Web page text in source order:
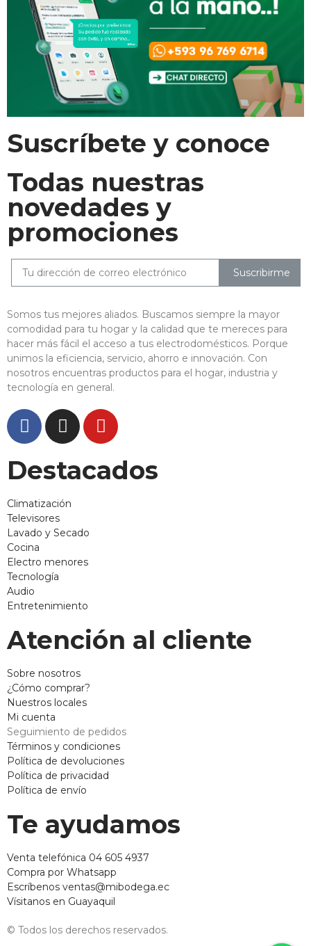
Suscríbete y conoce
Todas nuestras
novedades y
promociones
Suscribirme
Somos tus mejores aliados. Buscamos siempre la mayor
comodidad para tu hogar y la calidad que te mereces para
hacer más fácil el acceso a tus electrodomésticos. Porque
unimos la eficiencia, servicio, ahorro e innovación. Con
nosotros encuentras productos para el hogar, industria y
tecnología en general.
Destacados
Climatización
Televisores
Lavado y Secado
Cocina
Electro menores
Tecnología
Audio
Entretenimiento
Atención al cliente
Sobre nosotros
¿Cómo comprar?
Nuestros locales
Mi cuenta
Seguimiento de pedidos
Términos y condiciones
Política de devoluciones
Política de privacidad
Política de envío
Te ayudamos
Venta telefónica 04 605 4937
Compra por Whatsapp
Escríbenos ventas@mibodega.ec
Vísitanos en Guayaquil
© Todos los derechos reservados.